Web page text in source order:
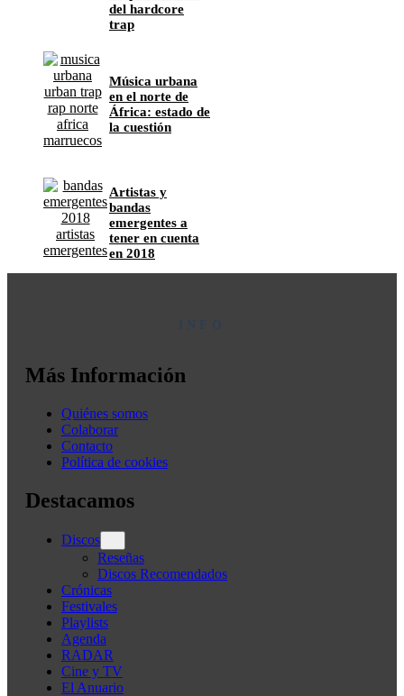
del hardcore
trap
Música urbana
en el norte de
África: estado de
la cuestión
Artistas y
bandas
emergentes a
tener en cuenta
en 2018
Más Información
Quiénes somos
Colaborar
Contacto
Política de cookies
Destacamos
Discos
Reseñas
Discos Recomendados
Crónicas
Festivales
Playlists
Agenda
RADAR
Cine y TV
El Anuario